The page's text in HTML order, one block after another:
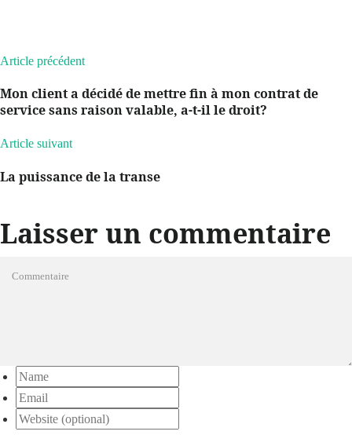
Article précédent
Mon client a décidé de mettre fin à mon contrat de
service sans raison valable, a-t-il le droit?
Article suivant
La puissance de la transe
Laisser un commentaire